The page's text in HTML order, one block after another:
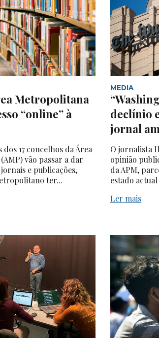
Metropolitana
“online” à
17 concelhos da Área
vão passar a dar
e publicações,
ter...
MEDIA
declínio
jornal
O jornalista
opinião
da APM,
estado
Ler mais